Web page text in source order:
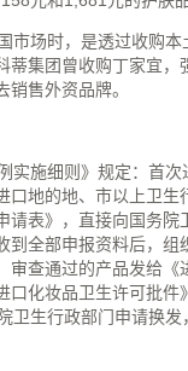
市场时，是透过收购
蒂集团曾收购丁家宜，
销售外资品牌。
实施细则》规定：首
口地的地、市以上卫生
请表》，直接向国务院
到全部申报资料后，组
审查通过的产品发给《
口化妆品卫生许可批件
卫生行政部门申请换发